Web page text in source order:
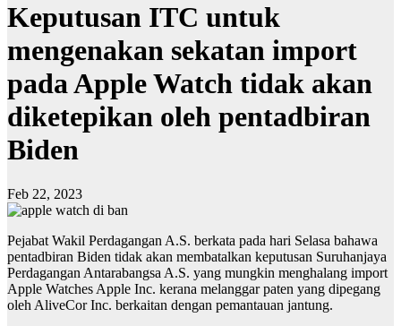
Keputusan ITC untuk
mengenakan sekatan import
pada Apple Watch tidak akan
diketepikan oleh pentadbiran
Biden
Feb 22, 2023
Pejabat Wakil Perdagangan A.S. berkata pada hari Selasa bahawa
pentadbiran Biden tidak akan membatalkan keputusan Suruhanjaya
Perdagangan Antarabangsa A.S. yang mungkin menghalang import
Apple Watches Apple Inc. kerana melanggar paten yang dipegang
oleh AliveCor Inc. berkaitan dengan pemantauan jantung.